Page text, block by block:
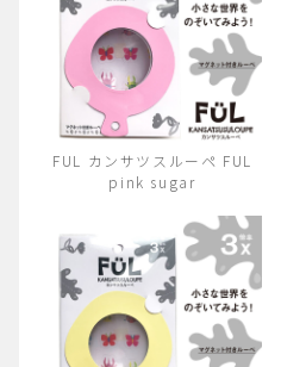
FUL カンサツスルーペ FUL
pink sugar